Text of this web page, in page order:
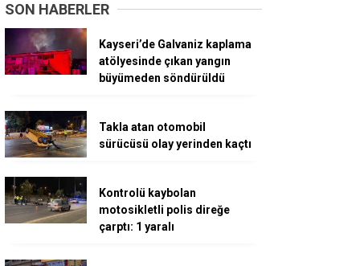
SON HABERLER
Kayseri’de Galvaniz kaplama
atölyesinde çıkan yangın
büyümeden söndürüldü
Takla atan otomobil
sürücüsü olay yerinden kaçtı
Kontrolü kaybolan
motosikletli polis direğe
çarptı: 1 yaralı